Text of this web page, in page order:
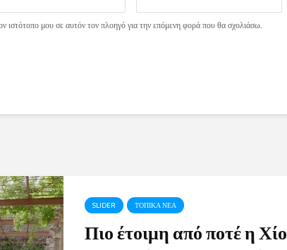
μου σε αυτόν τον πλοηγό για την επόμενη φορά που θα σχολιάσω.
SLIDER ΤΟΠΙΚΑ ΝΕΑ
Πιο έτοιμη από ποτέ η Χίο